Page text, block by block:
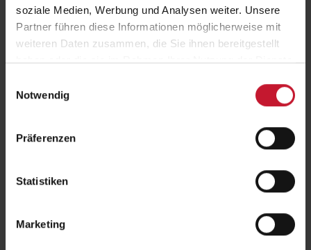
soziale Medien, Werbung und Analysen weiter. Unsere
Partner führen diese Informationen möglicherweise mit
weiteren Daten zusammen, die Sie ihnen bereitgestellt
haben oder die sie im Rahmen Ihrer Nutzung der Dienste
Notwendig
Präferenzen
Statistiken
Marketing